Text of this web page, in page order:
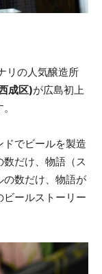
リの人気醸造所
成区)が広島初上
でビールを製造
だけ、物語（ス
の数だけ、物語が
ビールストーリー